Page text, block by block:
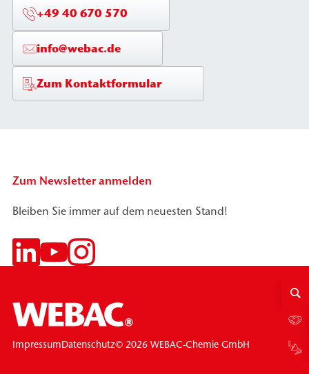
+49 40 670 570
info@webac.de
Zum Kontaktformular
Zum Newsletter anmelden
Bleiben Sie immer auf dem neuesten Stand!
© 2026 WEBAC-Chemie GmbH
ImpressumDatenschutz